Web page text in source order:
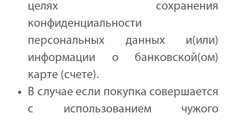
целях сохранения
конфиденциальности
персональных данных и(или)
информации о банковской(ом)
карте (счете).
В случае если покупка совершается
с использованием чужого